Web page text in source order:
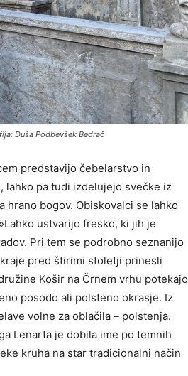
Duša Podbevšek Bedrač
predstavijo čebelarstvo in
lahko pa tudi izdelujejo svečke iz
hrano bogov. Obiskovalci se lahko
ustvarijo fresko, ki jih je
Pri tem se podrobno seznanijo
pred štirimi stoletji prinesli
Košir na Črnem vrhu potekajo
posodo ali polsteno okrasje. Iz
volne za oblačila – polstenja.
Lenarta je dobila ime po temnih
kruha na star tradicionalni način